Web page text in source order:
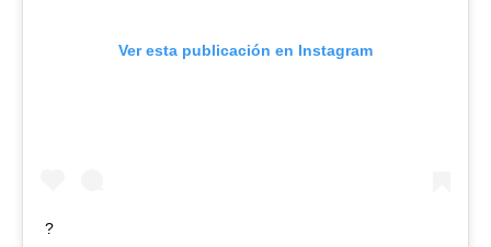
Ver esta publicación en Instagram
?